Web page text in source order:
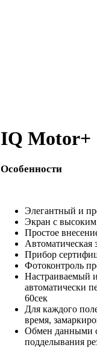
IQ Motor+
Особенности
Элегантный и
Экран с
Простое
Автоматическая
Прибор
Фотоконтроль
Настраиваемый
автоматически
60сек
Для каждого
время,
Обмен данными
подделывания